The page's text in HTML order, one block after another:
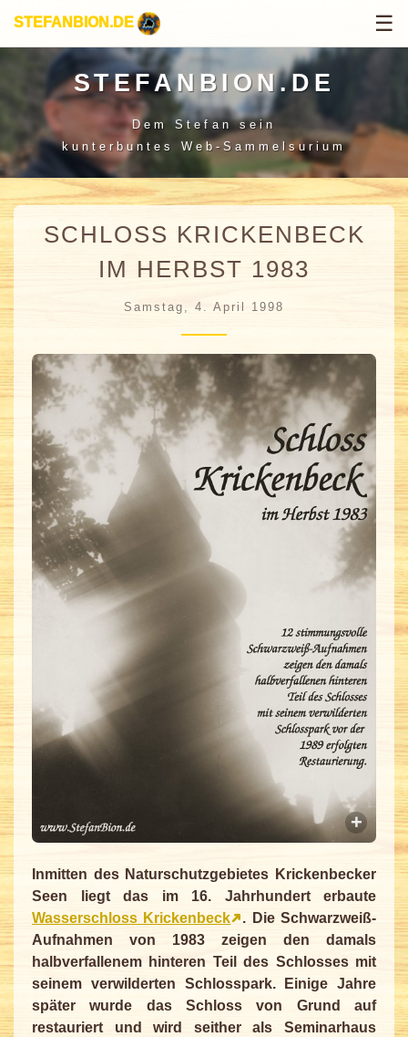
STEFANBION.DE ☰
STEFANBION.DE
Dem Stefan sein
kunterbuntes Web-Sammelsurium
SCHLOSS KRICKENBECK
IM HERBST 1983
Samstag, 4. April 1998
Inmitten des Naturschutzgebietes Krickenbecker
Seen liegt das im 16. Jahrhundert erbaute
Wasserschloss Krickenbeck
. Die Schwarzweiß-
Aufnahmen von 1983 zeigen den damals
halbverfallenem hinteren Teil des Schlosses mit
seinem verwilderten Schlosspark. Einige Jahre
später wurde das Schloss von Grund auf
restauriert und wird seither als Seminarhaus